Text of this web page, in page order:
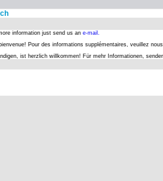
information just send us an e-mail.
Pour des informations supplémentaires, veuillez
ist herzlich willkommen! Für mehr Informationen,